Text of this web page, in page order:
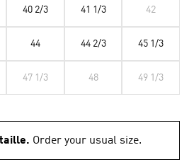
40 2/3 41 1/3 42
44 44 2/3 45 1/3
47 1/3 48 49 1/3
Order your usual size.